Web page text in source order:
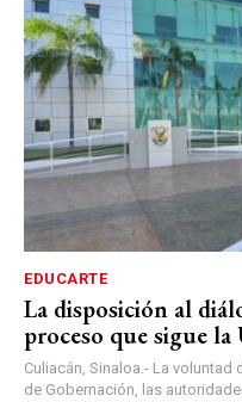
EDUCARTE
La disposición al
proceso que sigue
Culiacán, Sinaloa.- La voluntad
de Gobernación, las